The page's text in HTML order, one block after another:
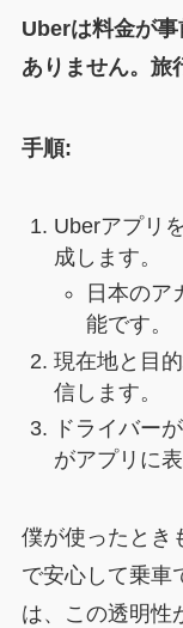
Uberは料金が
ありません。旅
手順:
Uberアプリ
成します。
日本のア
能です。
現在地と目
信します。
ドライバー
がアプリに
僕が使ったとき
で安心して乗車
は、この透明性